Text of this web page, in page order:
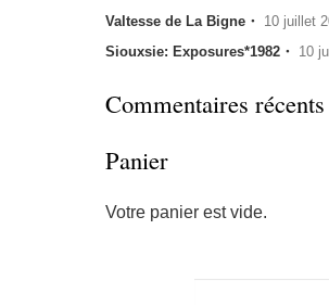
Valtesse de La Bigne・ 10 juillet
Siouxsie: Exposures*1982・ 10
Commentaires récents
Panier
Votre panier est vide.